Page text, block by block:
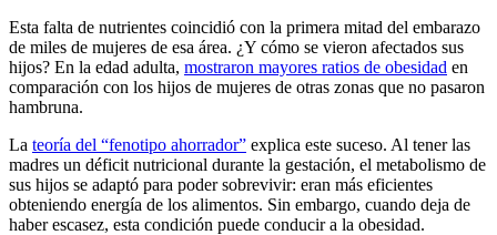
Esta falta de nutrientes coincidió con la primera mitad del embarazo
de miles de mujeres de esa área. ¿Y cómo se vieron afectados sus
hijos? En la edad adulta, mostraron mayores ratios de obesidad en
comparación con los hijos de mujeres de otras zonas que no pasaron
hambruna.
La teoría del “fenotipo ahorrador” explica este suceso. Al tener las
madres un déficit nutricional durante la gestación, el metabolismo de
sus hijos se adaptó para poder sobrevivir: eran más eficientes
obteniendo energía de los alimentos. Sin embargo, cuando deja de
haber escasez, esta condición puede conducir a la obesidad.